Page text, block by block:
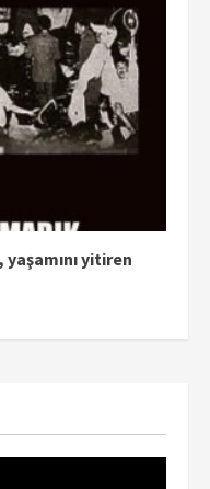
yaşamını yitiren